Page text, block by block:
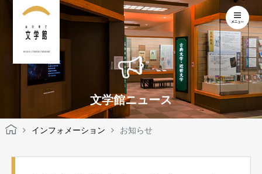
KOCHI LITERARY MUSEUM
文学館ニュース
インフォメーション お知らせ